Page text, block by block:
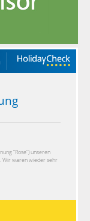
"Rose") unseren
Wir waren wieder sehr